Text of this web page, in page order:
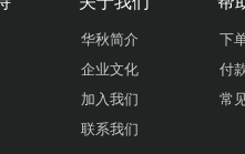
华秋简介
企业文化
加入我们
联系我们
下
付
常